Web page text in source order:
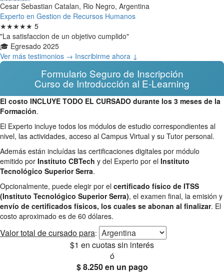
Cesar Sebastian Catalan, Rio Negro, Argentina
Experto en Gestion de Recursos Humanos
★★★★★ 5
"La satisfaccion de un objetivo cumplido"
🎓 Egresado 2025
Ver más testimonios → Inscribirme ahora ↓
Formulario Seguro de Inscripción
Curso de Introducción al E-Learning
El costo INCLUYE TODO EL CURSADO durante los 3 meses de la
Formación.
El Experto incluye todos los módulos de estudio correspondientes al
nivel, las actividades, acceso al Campus Virtual y su Tutor personal.
Además están incluídas las certificaciones digitales por módulo
emitido por Instituto CBTech y del Experto por el Instituto
Tecnológico Superior Serra.
Opcionalmente, puede elegir por el certificado físico de ITSS
(Instituto Tecnológico Superior Serra), el examen final, la emisión y
envío de certificados físicos, los cuales se abonan al finalizar. El
costo aproximado es de 60 dólares.
Valor total de cursado para:
$1 en cuotas sin interés
ó
$ 8.250en un pago